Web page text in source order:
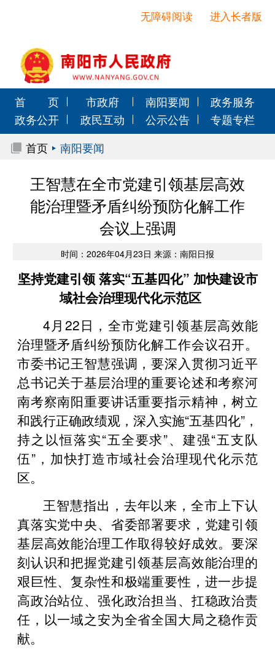
进入长者版
无障碍阅读
首 页 市政府 南阳要闻
政务服务
政务公开
政民互动 公示公告
专题专栏
首页
南阳要闻
王智慧在全市党建引领基层高效
能治理暨矛盾纠纷预防化解工作
会议上强调
时间：2026年04月23日 来源：南阳日报
坚持党建引领 落实“五基四化” 加快建设市
域社会治理现代化示范区
4月22日，全市党建引领基层高效能
治理暨矛盾纠纷预防化解工作会议召开。
市委书记王智慧强调，要深入贯彻习近平
总书记关于基层治理的重要论述和考察河
南考察南阳重要讲话重要指示精神，树立
和践行正确政绩观，深入实施“五基四化”，
持之以恒落实“五全要求”、建强“五支队
伍”，加快打造市域社会治理现代化示范
区。
王智慧指出，去年以来，全市上下认
真落实党中央、省委部署要求，党建引领
基层高效能治理工作取得较好成效。要深
刻认识和把握党建引领基层高效能治理的
艰巨性、复杂性和极端重要性，进一步提
高政治站位、强化政治担当、扛稳政治责
任，以一域之安为全省全国大局之稳作贡
献。